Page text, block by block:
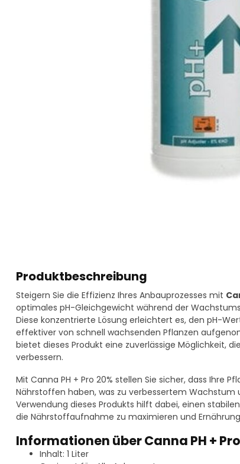
Produktbeschreibung
Steigern Sie die Effizienz Ihres Anbauprozesses mit
optimales pH-Gleichgewicht während der
Diese konzentrierte Lösung erleichtert es, den pH-
effektiver von schnell wachsenden Pflanzen
bietet dieses Produkt eine zuverlässige Möglichkeit,
verbessern.
Mit Canna PH + Pro 20% stellen Sie sicher, dass Ihre
Nährstoffen haben, was zu verbessertem Wachstum
Verwendung dieses Produkts hilft dabei, einen
die Nährstoffaufnahme zu maximieren und
Informationen über Canna PH +
Inhalt: 1 Liter